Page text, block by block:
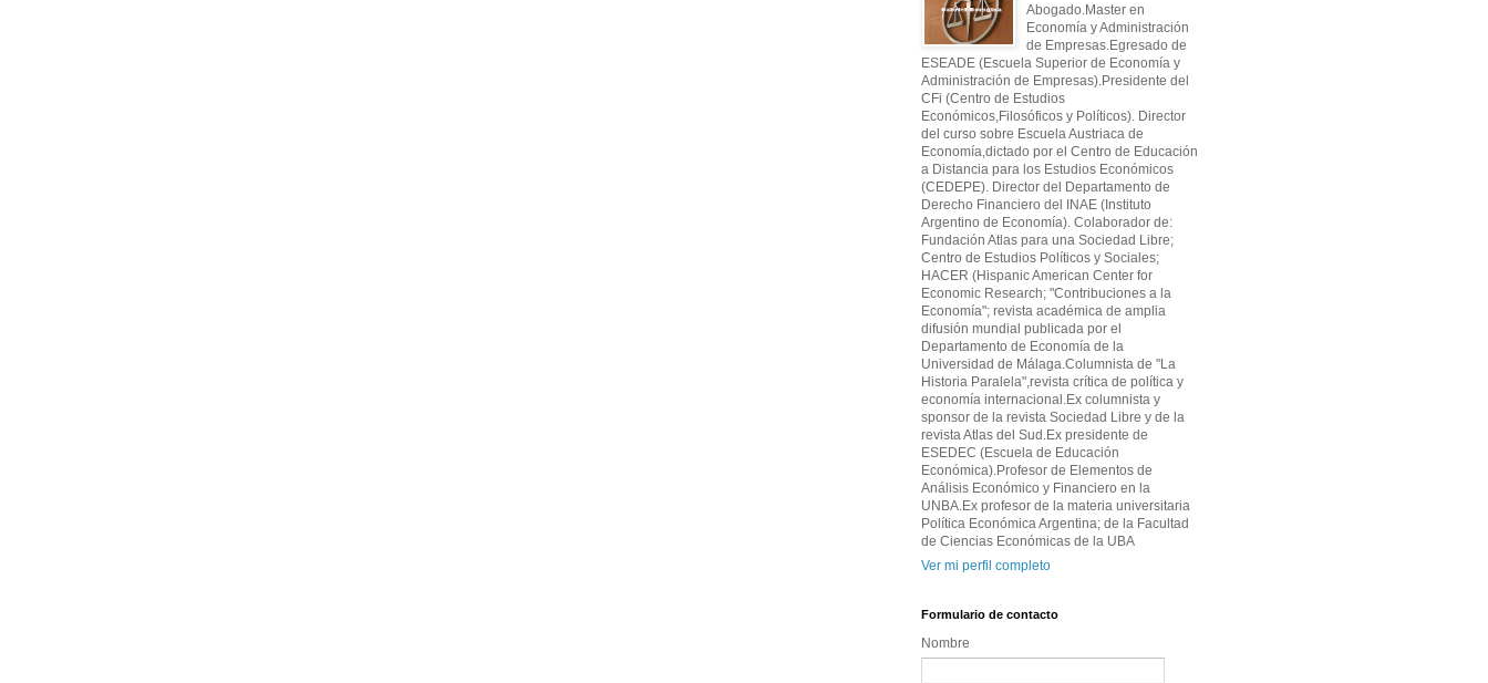
Abogado.Master en
Economía y Administración
de Empresas.Egresado de
ESEADE (Escuela Superior de Economía y
Administración de Empresas).Presidente del
CFi (Centro de Estudios
Económicos,Filosóficos y Políticos). Director
del curso sobre Escuela Austriaca de
Economía,dictado por el Centro de Educación
a Distancia para los Estudios Económicos
(CEDEPE). Director del Departamento de
Derecho Financiero del INAE (Instituto
Argentino de Economía). Colaborador de:
Fundación Atlas para una Sociedad Libre;
Centro de Estudios Políticos y Sociales;
HACER (Hispanic American Center for
Economic Research; "Contribuciones a la
Economía"; revista académica de amplia
difusión mundial publicada por el
Departamento de Economía de la
Universidad de Málaga.Columnista de "La
Historia Paralela",revista crítica de política y
economía internacional.Ex columnista y
sponsor de la revista Sociedad Libre y de la
revista Atlas del Sud.Ex presidente de
ESEDEC (Escuela de Educación
Económica).Profesor de Elementos de
Análisis Económico y Financiero en la
UNBA.Ex profesor de la materia universitaria
Política Económica Argentina; de la Facultad
de Ciencias Económicas de la UBA
Ver mi perfil completo
Formulario de contacto
Nombre